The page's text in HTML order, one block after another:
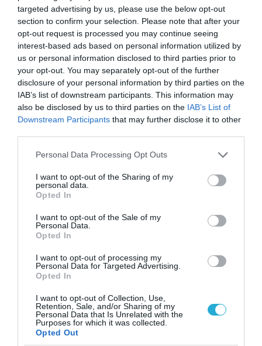
targeted advertising by us, please use the below opt-out
section to confirm your selection. Please note that after your
opt-out request is processed you may continue seeing
interest-based ads based on personal information utilized by
us or personal information disclosed to third parties prior to
your opt-out. You may separately opt-out of the further
disclosure of your personal information by third parties on the
IAB’s list of downstream participants. This information may
also be disclosed by us to third parties on the IAB’s List of
Downstream Participants that may further disclose it to other
Please note that this website/app uses one or more Google
not limited to your visit or usage behaviour. You may click to
grant or deny consent to Google and its third-party tags to
use your data for below specified purposes in below Google
consent section.
Personal Data Processing Opt Outs
I want to opt-out of the Sharing of my
personal data.
Opted In
I want to opt-out of the Sale of my
Personal Data.
Opted In
I want to opt-out of processing my
Personal Data for Targeted Advertising.
Opted In
I want to opt-out of Collection, Use,
Retention, Sale, and/or Sharing of my
Personal Data that Is Unrelated with the
Purposes for which it was collected.
Opted Out
ΨΗΦΙΑΚΟΣ ΜΕΤΑΣΧΗΜΑΤΙΣΜΟΣ
Έρχεται το Ψηφιακό Τέλος
Συναλλαγών – Τίτλοι τέλους για
το χαρτόσημο
02.07.2024